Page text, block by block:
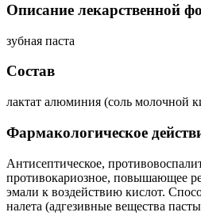
Описание лекарственной
зубная паста
Состав
лактат алюминия (соль молочной
Фармакологическое
Антисептическое,
противокариозное, повышающее
эмали к воздействию кислот.
налета (адгезивные вещества